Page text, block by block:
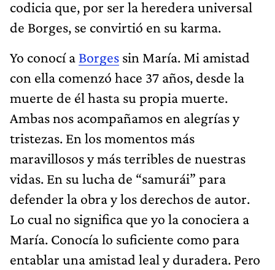
codicia que, por ser la heredera universal
de Borges, se convirtió en su karma.
Yo conocí a Borges sin María. Mi amistad
con ella comenzó hace 37 años, desde la
muerte de él hasta su propia muerte.
Ambas nos acompañamos en alegrías y
tristezas. En los momentos más
maravillosos y más terribles de nuestras
vidas. En su lucha de “samurái” para
defender la obra y los derechos de autor.
Lo cual no significa que yo la conociera a
María. Conocía lo suficiente como para
entablar una amistad leal y duradera. Pero